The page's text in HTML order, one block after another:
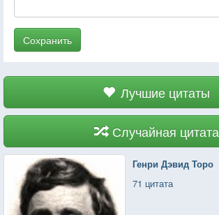
Сохранить
Лучшие цитаты
Случайная цитата
Генри Дэвид Торо
71 цитата